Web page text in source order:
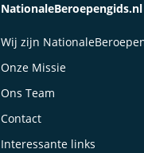
NationaleBeroepengids.nl
Wij zijn
Onze Missie
Ons Team
Contact
Interessante links